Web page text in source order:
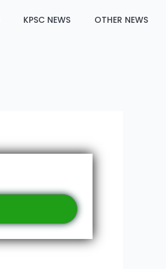
KPSC NEWS OTHER NEWS